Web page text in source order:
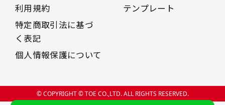
利用規約
特定商取引法に基づ
く表記
個人情報保護について
テンプレート
© COPYRIGHT © TOE CO.,LTD. ALL RIGHTS RESERVED.